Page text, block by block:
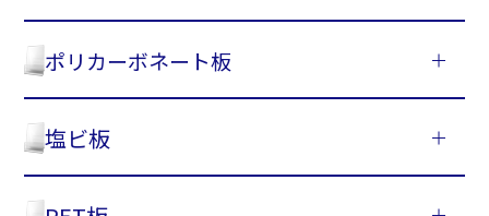
ポリカーボネート板
塩ビ板